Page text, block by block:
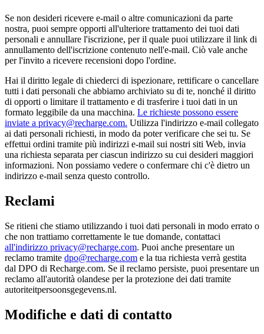
Se non desideri ricevere e-mail o altre comunicazioni da parte
nostra, puoi sempre opporti all'ulteriore trattamento dei tuoi dati
personali e annullare l'iscrizione, per il quale puoi utilizzare il link di
annullamento dell'iscrizione contenuto nell'e-mail. Ciò vale anche
per l'invito a ricevere recensioni dopo l'ordine.
Hai il diritto legale di chiederci di ispezionare, rettificare o cancellare
tutti i dati personali che abbiamo archiviato su di te, nonché il diritto
di opporti o limitare il trattamento e di trasferire i tuoi dati in un
formato leggibile da una macchina. Le richieste possono essere
inviate a privacy@recharge.com. Utilizza l'indirizzo e-mail collegato
ai dati personali richiesti, in modo da poter verificare che sei tu. Se
effettui ordini tramite più indirizzi e-mail sui nostri siti Web, invia
una richiesta separata per ciascun indirizzo su cui desideri maggiori
informazioni. Non possiamo vedere o confermare chi c'è dietro un
indirizzo e-mail senza questo controllo.
Reclami
Se ritieni che stiamo utilizzando i tuoi dati personali in modo errato o
che non trattiamo correttamente le tue domande, contattaci
all'indirizzo privacy@recharge.com. Puoi anche presentare un
reclamo tramite dpo@recharge.com e la tua richiesta verrà gestita
dal DPO di Recharge.com. Se il reclamo persiste, puoi presentare un
reclamo all'autorità olandese per la protezione dei dati tramite
autoriteitpersoonsgegevens.nl.
Modifiche e dati di contatto